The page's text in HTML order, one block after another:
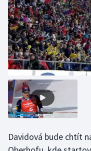
Jezdectví
Judo
Krasobruslení
Lezení
Lyže a snowboard
Moderní pětiboj
Davidová bude chtít